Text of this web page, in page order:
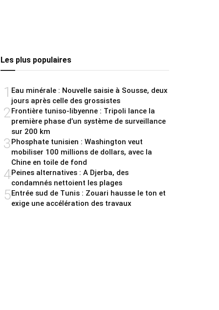
Les plus populaires
1 Eau minérale : Nouvelle saisie à Sousse, deux
jours après celle des grossistes
2Frontière tuniso-libyenne : Tripoli lance la
première phase d’un système de surveillance
sur 200 km
3Phosphate tunisien : Washington veut
mobiliser 100 millions de dollars, avec la
Chine en toile de fond
4Peines alternatives : A Djerba, des
condamnés nettoient les plages
5Entrée sud de Tunis : Zouari hausse le ton et
exige une accélération des travaux